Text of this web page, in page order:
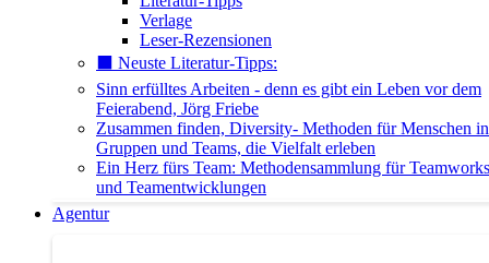
Verlage
Leser-Rezensionen
⬛️ Neuste Literatur-Tipps:
Sinn erfülltes Arbeiten - denn es gibt ein Leben vor dem
Feierabend, Jörg Friebe
Zusammen finden, Diversity- Methoden für Menschen in
Gruppen und Teams, die Vielfalt erleben
Ein Herz fürs Team: Methodensammlung für
und Teamentwicklungen
Agentur